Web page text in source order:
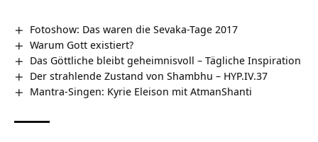
Fotoshow: Das waren die Sevaka-Tage 2017
Warum Gott existiert?
Das Göttliche bleibt geheimnisvoll – Tägliche Inspiration
Der strahlende Zustand von Shambhu – HYP.IV.37
Mantra-Singen: Kyrie Eleison mit AtmanShanti